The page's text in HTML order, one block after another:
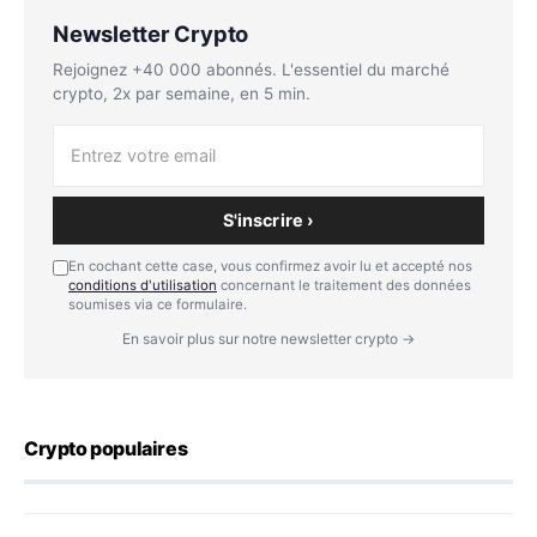
Newsletter Crypto
Rejoignez +40 000 abonnés. L'essentiel du marché
crypto, 2x par semaine, en 5 min.
S'inscrire ›
En cochant cette case, vous confirmez avoir lu et accepté nos
conditions d'utilisation concernant le traitement des données
soumises via ce formulaire.
En savoir plus sur notre newsletter crypto →
Crypto populaires